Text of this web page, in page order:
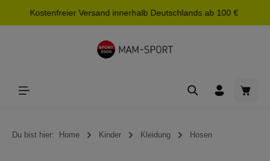
springen
Kostenfreier Versand innerhalb Deutschlands ab 100 €
Du bist hier: Home Kinder Kleidung Hosen